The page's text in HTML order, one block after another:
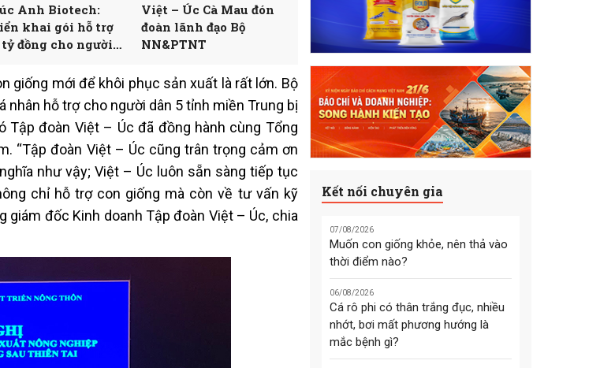
Anh Biotech:
khai gói hỗ trợ
tỷ đồng cho người
Việt – Úc Cà Mau đón
đoàn lãnh đạo Bộ
NN&PTNT
giống mới để khôi phục sản xuất là rất lớn. Bộ
hỗ trợ cho người dân 5 tỉnh miền Trung bị
đoàn Việt – Úc đã đồng hành cùng Tổng
“Tập đoàn Việt – Úc cũng trân trọng cảm ơn
như vậy; Việt – Úc luôn sẵn sàng tiếp tục
chỉ hỗ trợ con giống mà còn về tư vấn kỹ
giám đốc Kinh doanh Tập đoàn Việt – Úc, chia
Kết nối chuyên gia
07/08/2026
Muốn con giống khỏe, nên thả vào
thời điểm nào?
06/08/2026
Cá rô phi có thân trắng đục, nhiều
nhớt, bơi mất phương hướng là
mắc bệnh gì?